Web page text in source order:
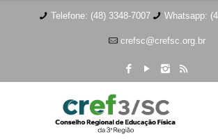
Telefone: (48) 3348-7007 Whatsapp:
crefsc@crefsc.org.br